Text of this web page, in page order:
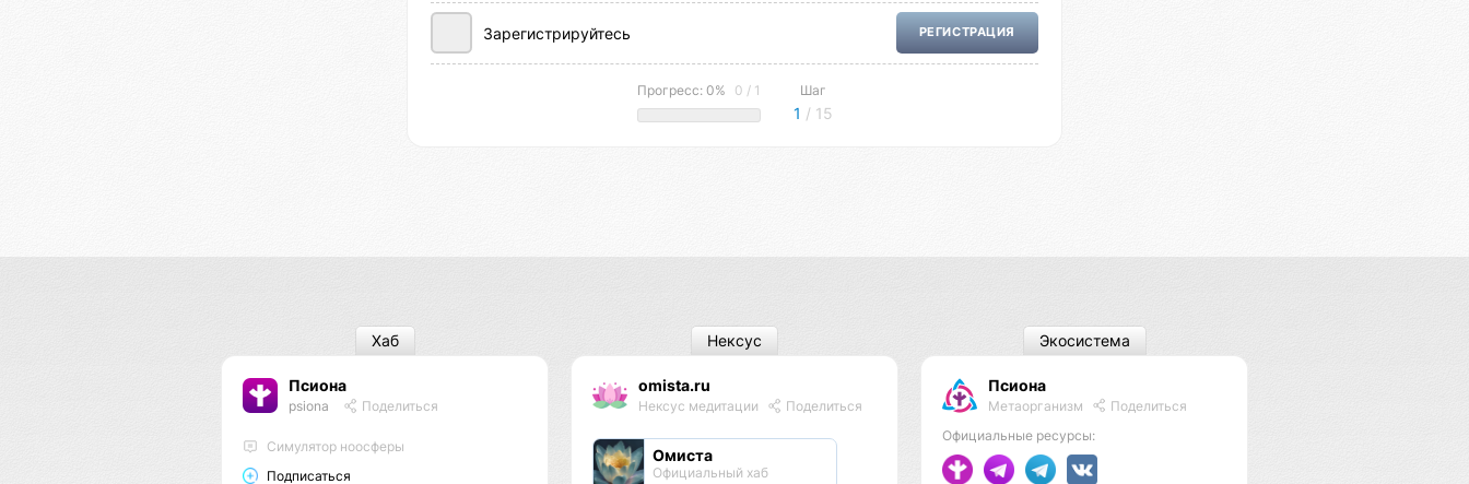
Зарегистрируйтесь РЕГИСТРАЦИЯ
Прогресс: 0% 0 / 1 Шаг
1 / 15
Псиона
psiona Поделиться
Cимулятор ноосферы
Подписаться
Хаб
omista.ru
Нексус медитации Поделиться
Омиста
Официальный хаб
Нексус
Псиона
Метаорганизм
Поделиться
Официальные ресурсы:
Экосистема